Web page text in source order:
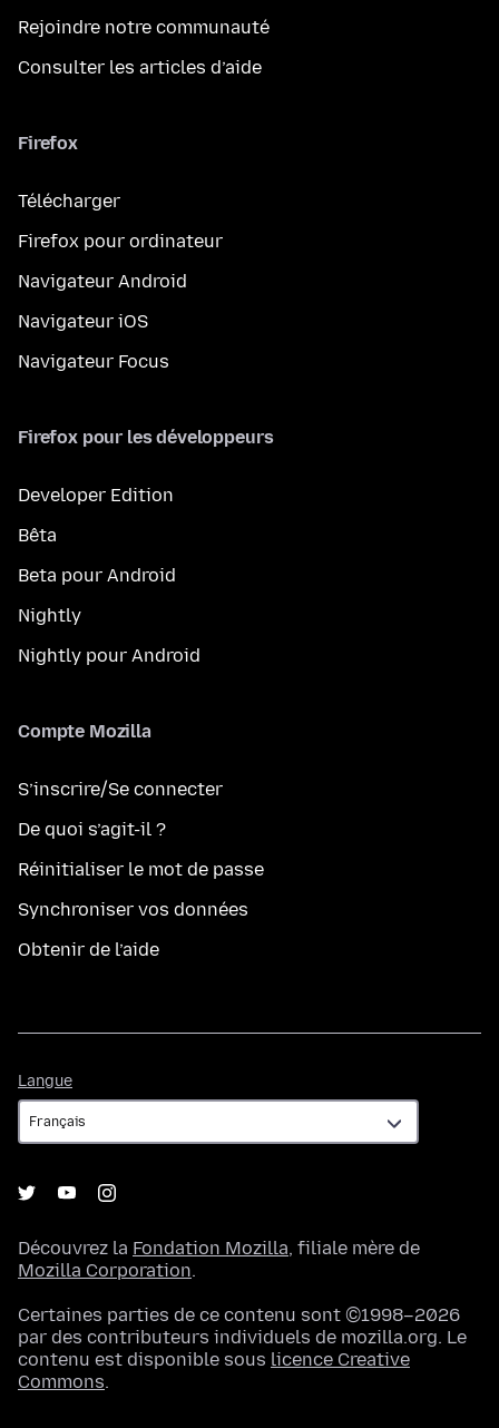
Rejoindre notre communauté
Consulter les articles d’aide
Firefox
Télécharger
Firefox pour ordinateur
Navigateur Android
Navigateur iOS
Navigateur Focus
Firefox pour les développeurs
Developer Edition
Bêta
Beta pour Android
Nightly
Nightly pour Android
Compte Mozilla
S’inscrire/Se connecter
De quoi s’agit-il ?
Réinitialiser le mot de passe
Synchroniser vos données
Obtenir de l’aide
Langue
Découvrez la Fondation Mozilla, filiale mère de
Mozilla Corporation.
Certaines parties de ce contenu sont ©1998–2026
par des contributeurs individuels de mozilla.org. Le
contenu est disponible sous licence Creative
Commons.